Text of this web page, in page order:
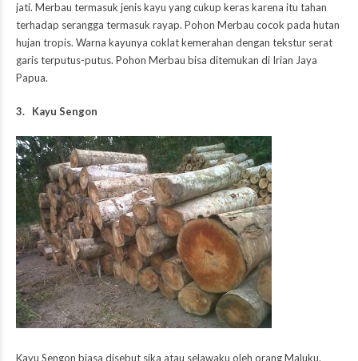
jati. Merbau termasuk jenis kayu yang cukup keras karena itu tahan
terhadap serangga termasuk rayap. Pohon Merbau cocok pada hutan
hujan tropis. Warna kayunya coklat kemerahan dengan tekstur serat
garis terputus-putus. Pohon Merbau bisa ditemukan di Irian Jaya
Papua.
3. Kayu Sengon
Kayu Sengon biasa disebut sika atau selawaku oleh orang Maluku.